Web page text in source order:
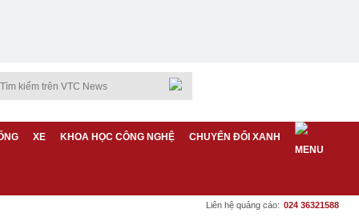
XE KHOA HỌC CÔNG NGHỆ CHUYỂN ĐỔI XANH
Liên hệ quảng cáo: 024 36321588